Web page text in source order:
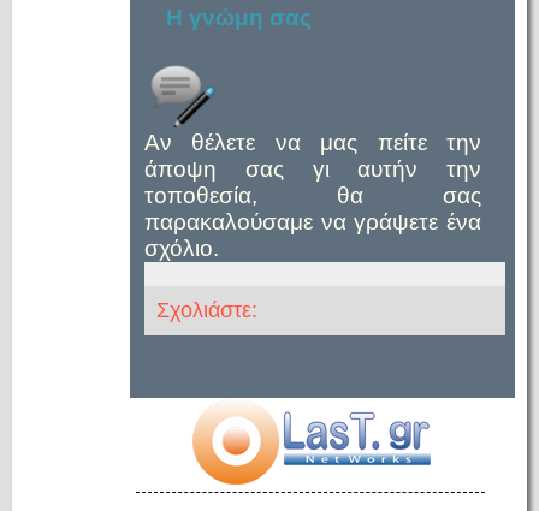
Η γνώμη σας
Αν θέλετε να μας πείτε την
άποψη σας γι αυτήν την
τοποθεσία, θα σας
παρακαλούσαμε να γράψετε ένα
σχόλιο.
Σχολιάστε: